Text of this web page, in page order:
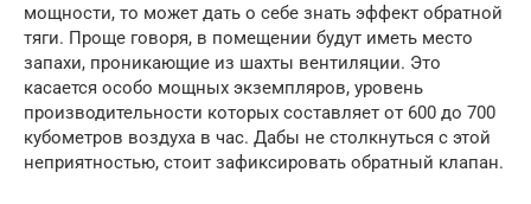
мощности, то может дать о себе знать эффект обратной
тяги. Проще говоря, в помещении будут иметь место
запахи, проникающие из шахты вентиляции. Это
касается особо мощных экземпляров, уровень
производительности которых составляет от 600 до 700
кубометров воздуха в час. Дабы не столкнуться с этой
неприятностью, стоит зафиксировать обратный клапан.